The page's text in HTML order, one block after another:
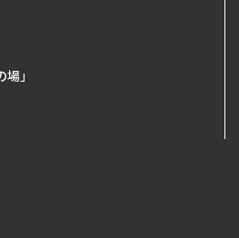
」